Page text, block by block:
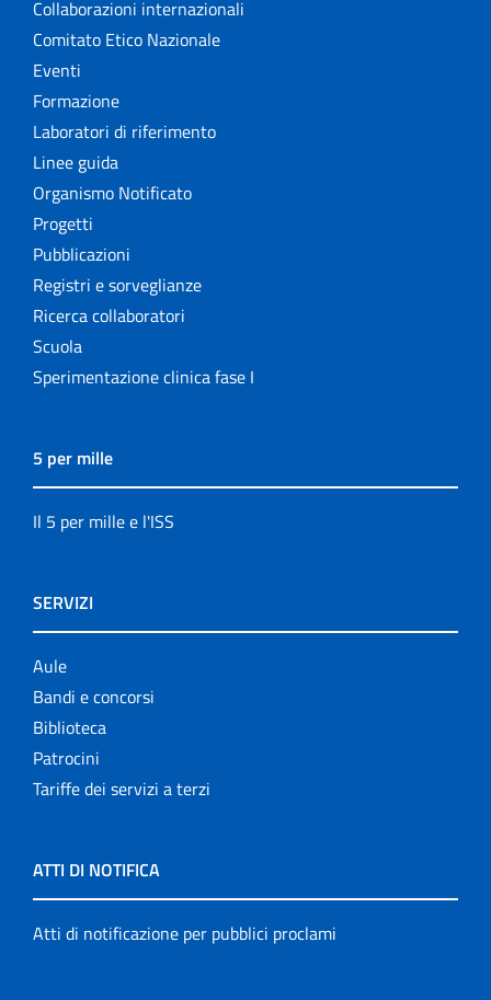
Collaborazioni internazionali
Comitato Etico Nazionale
Eventi
Formazione
Laboratori di riferimento
Linee guida
Organismo Notificato
Progetti
Pubblicazioni
Registri e sorveglianze
Ricerca collaboratori
Scuola
Sperimentazione clinica fase I
5 per mille
Il 5 per mille e l'ISS
SERVIZI
Aule
Bandi e concorsi
Biblioteca
Patrocini
Tariffe dei servizi a terzi
ATTI DI NOTIFICA
Atti di notificazione per pubblici proclami